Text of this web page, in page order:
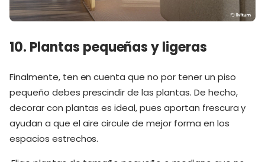
10. Plantas pequeñas y ligeras
Finalmente, ten en cuenta que no por tener un piso
pequeño debes prescindir de las plantas. De hecho,
decorar con plantas es ideal, pues aportan frescura y
ayudan a que el aire circule de mejor forma en los
espacios estrechos.